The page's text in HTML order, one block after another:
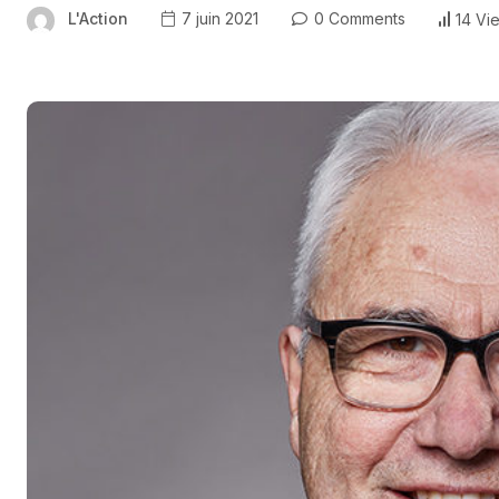
L'Action 7 juin 2021 0 Comments 14